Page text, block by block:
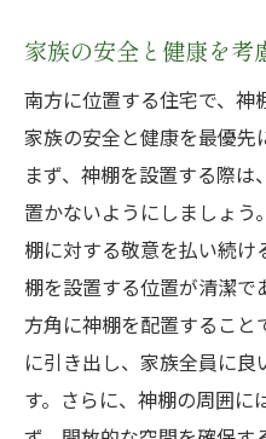
家族の安全と健康を考
南方に位置する住宅で、神
家族の安全と健康を最優先
まず、神棚を設置する際
置かないようにしましょ
棚に対する敬意を払い続
棚を設置する位置が清潔で
方角に神棚を配置するこ
に引き出し、家族全員に
す。さらに、神棚の周囲